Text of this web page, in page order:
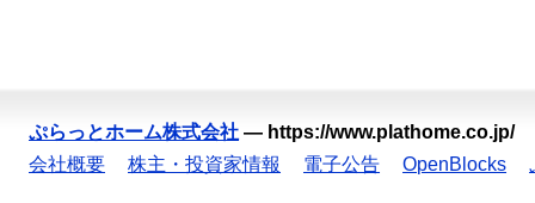
ぷらっとホーム株式会社 — https://www.plathome.co.jp/
会社概要
株主・投資家情報 電子公告 OpenBlocks